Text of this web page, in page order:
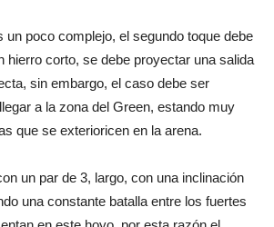
un poco complejo, el segundo toque debe
hierro corto, se debe proyectar una salida
sin embargo, el caso debe ser
a la zona del Green, estando muy
que se exterioricen en la arena.
un par de 3, largo, con una inclinación
una constante batalla entre los fuertes